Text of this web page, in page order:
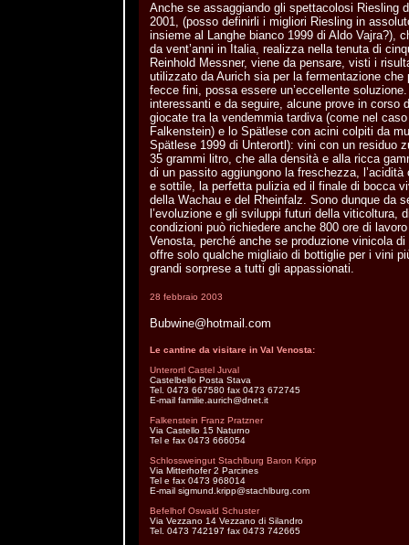
Anche se assaggiando gli spettacolosi Riesling
2001, (posso definirli i migliori Riesling in
insieme al Langhe bianco 1999 di Aldo Vajra?),
da vent’anni in Italia, realizza nella tenuta di
Reinhold Messner, viene da pensare, visti i
utilizzato da Aurich sia per la fermentazione che
fecce fini, possa essere un’eccellente
interessanti e da seguire, alcune prove in corso
giocate tra la vendemmia tardiva (come nel
Falkenstein) e lo Spätlese con acini colpiti da
Spätlese 1999 di Unterortl): vini con un residuo
35 grammi litro, che alla densità e alla ricca
di un passito aggiungono la freschezza, l’acidità
e sottile, la perfetta pulizia ed il finale di bocca
della Wachau e del Rheinfalz. Sono dunque da
l’evoluzione e gli sviluppi futuri della viticoltura,
condizioni può richiedere anche 800 ore di
Venosta, perché anche se produzione vinicola
offre solo qualche migliaio di bottiglie per i vini
grandi sorprese a tutti gli appassionati.
28 febbraio 2003
Bubwine@hotmail.com
Le cantine da visitare in Val Venosta:
Unterortl Castel Juval
Castelbello Posta Stava
Tel. 0473 667580 fax 0473 672745
E-mail familie.aurich@dnet.it
Falkenstein Franz Pratzner
Via Castello 15 Naturno
Tel e fax 0473 666054
Schlossweingut Stachlburg Baron Kripp
Via Mitterhofer 2 Parcines
Tel e fax 0473 968014
E-mail sigmund.kripp@stachlburg.com
Befelhof Oswald Schuster
Via Vezzano 14 Vezzano di Silandro
Tel. 0473 742197 fax 0473 742665